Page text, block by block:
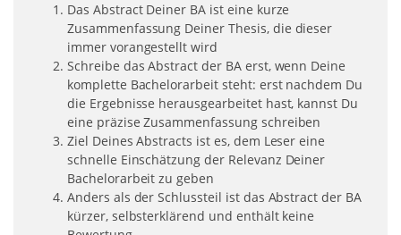
Das Abstract Deiner BA ist eine kurze
Zusammenfassung Deiner Thesis, die dieser
immer vorangestellt wird
Schreibe das Abstract der BA erst, wenn Deine
komplette Bachelorarbeit steht: erst nachdem Du
die Ergebnisse herausgearbeitet hast, kannst Du
eine präzise Zusammenfassung schreiben
Ziel Deines Abstracts ist es, dem Leser eine
schnelle Einschätzung der Relevanz Deiner
Bachelorarbeit zu geben
Anders als der Schlussteil ist das Abstract der BA
kürzer, selbsterklärend und enthält keine